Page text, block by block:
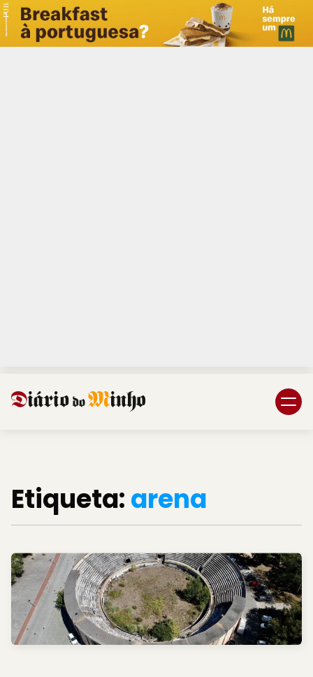
PUB.
Etiqueta:arena